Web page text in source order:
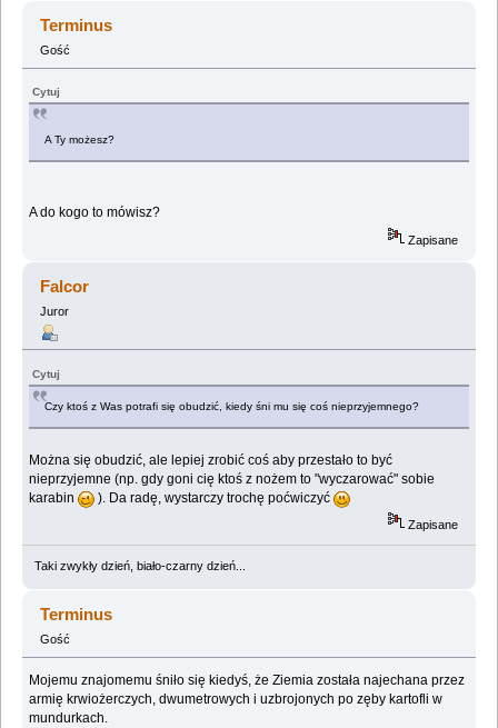
Terminus
Gość
Cytuj
A Ty możesz?
A do kogo to mówisz?
Zapisane
Falcor
Juror
Cytuj
Czy ktoś z Was potrafi się obudzić, kiedy śni mu się coś nieprzyjemnego?
Można się obudzić, ale lepiej zrobić coś aby przestało to być
nieprzyjemne (np. gdy goni cię ktoś z nożem to "wyczarować" sobie
karabin
). Da radę, wystarczy trochę poćwiczyć
Zapisane
Taki zwykły dzień, biało-czarny dzień...
Terminus
Gość
Mojemu znajomemu śniło się kiedyś, że Ziemia została najechana przez
armię krwiożerczych, dwumetrowych i uzbrojonych po zęby kartofli w
mundurkach.